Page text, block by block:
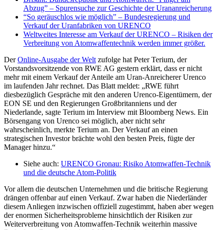
Abzug” – Spurensuche zur Geschichte der Urananreicherung
“So geräuschlos wie möglich” – Bundesregierung und
Verkauf der Uranfabriken von URENCO
Weltweites Interesse am Verkauf der URENCO – Risiken der
Verbreitung von Atomwaffentechnik werden immer größer.
DerOnline-Ausgabe der Welt zufolge hat Peter Terium, der
Vorstandsvorsitzende von RWE AG gestern erklärt, dass er nicht
mehr mit einem Verkauf der Anteile am Uran-Anreicherer Urenco
im laufenden Jahr rechnet. Das Blatt meldet: „RWE führt
diesbezüglich Gespräche mit den anderen Urenco-Eigentümern, der
EON SE und den Regierungen Großbritanniens und der
Niederlande, sagte Terium im Interview mit Bloomberg News. Ein
Börsengang von Urenco sei möglich, aber nicht sehr
wahrscheinlich, merkte Terium an. Der Verkauf an einen
strategischen Investor brächte wohl den besten Preis, fügte der
Manager hinzu.“
Siehe auch: URENCO Gronau: Risiko Atomwaffen-Technik
und die deutsche Atom-Politik
Vor allem die deutschen Unternehmen und die britische Regierung
drängen offenbar auf einen Verkauf. Zwar haben die Niederländer
diesem Anliegen inzwischen offiziell zugestimmt, haben aber wegen
der enormen Sicherheitsprobleme hinsichtlich der Risiken zur
Weiterverbreitung von Atomwaffen-Technik weiterhin massive